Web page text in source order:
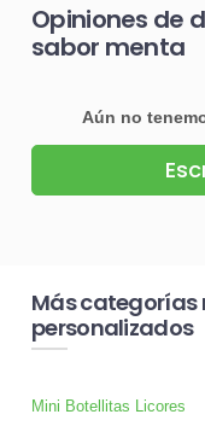
Opiniones de
sabor menta
Aún no
Más categorías
personalizados
Mini Botellitas Licores